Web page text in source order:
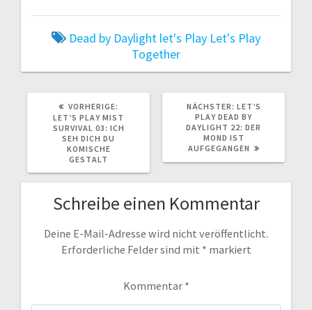
Dead by Daylight let's Play Let's Play
Together
VORHERIGE:
BEITRAG:
LET’S PLAY MIST
SURVIVAL 03: ICH
SEH DICH DU
KOMISCHE
GESTALT
NÄCHSTER: NÄCHSTER
BEITRAG:
LET’S
PLAY DEAD BY
DAYLIGHT 22: DER
MOND IST
AUFGEGANGEN
Schreibe einen Kommentar
Deine E-Mail-Adresse wird nicht veröffentlicht.
Erforderliche Felder sind mit * markiert
Kommentar *